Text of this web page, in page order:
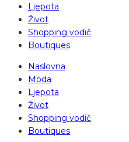
Ljepota
Život
Shopping vodič
Boutiques
Naslovna
Moda
Ljepota
Život
Shopping vodič
Boutiques